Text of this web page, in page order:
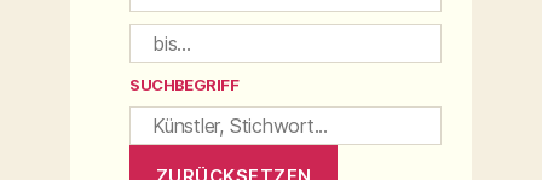
SUCHBEGRIFF